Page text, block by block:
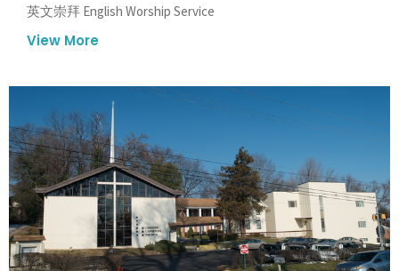
英文崇拜 English Worship Service
View More